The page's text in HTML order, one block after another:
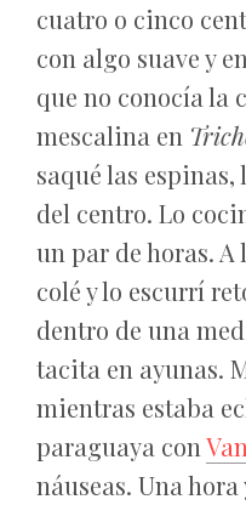
cuatro o cinco
con algo suave y
que no conocía la
mescalina en
saqué las
del centro. Lo
un par de horas.
colé y lo escurrí
dentro de una
tacita en ayunas.
mientras estaba
paraguaya con
náuseas. Una